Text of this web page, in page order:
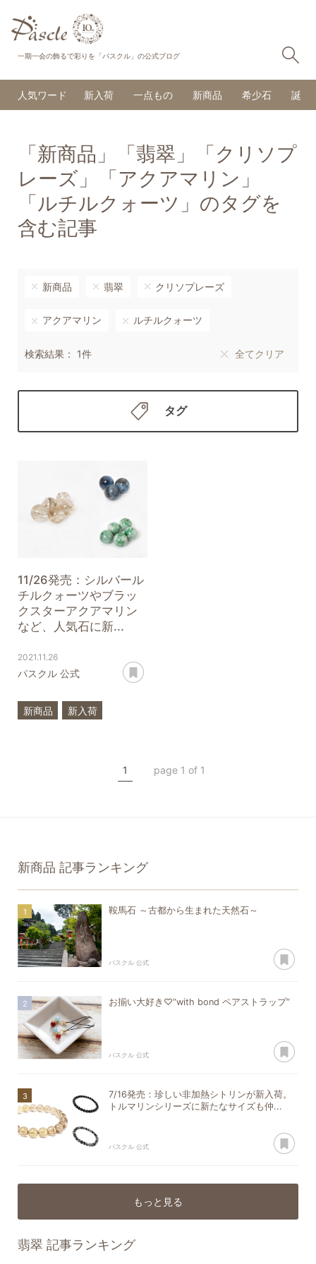
一期一会の飾るで彩りを「パスクル」の公式ブログ
人気ワード 新入荷 一点もの 新商品 希少石 誕生
「新商品」「翡翠」「クリソプ
レーズ」「アクアマリン」
「ルチルクォーツ」のタグを
含む記事
新商品 翡翠 クリソプレーズ
アクアマリン ルチルクォーツ
検索結果： 1件 全てクリア
タグ
11/26発売：シルバール
チルクォーツやブラッ
クスターアクアマリン
など、人気石に新...
2021.11.26
パスクル 公式
新商品
新入荷
翡翠
1 page 1 of 1
新商品 記事ランキング
鞍馬石 ～古都から生まれた天然石～
パスクル 公式
お揃い大好き♡“with bond ペアストラップ”
パスクル 公式
7/16発売：珍しい非加熱シトリンが新入荷。
トルマリンシリーズに新たなサイズも仲...
パスクル 公式
もっと見る
翡翠 記事ランキング